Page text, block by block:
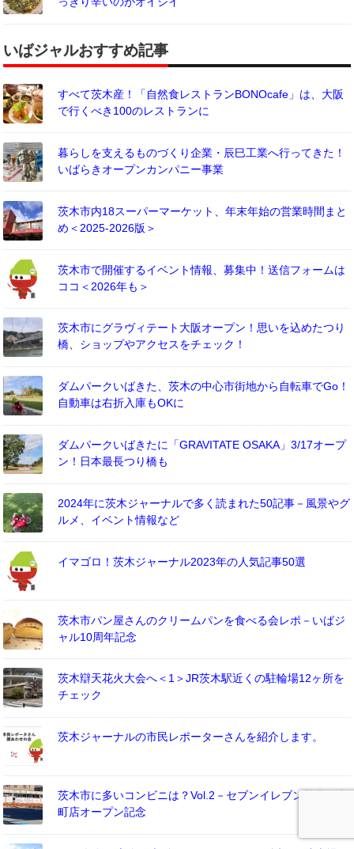
いばジャルおすすめ記事
すべて茨木産！「自然食レストランBONOcafe」は、大阪
で行くべき100のレストランに
暮らしを支えるものづくり企業・辰巳工業へ行ってきた！
いばらきオープンカンパニー事業
茨木市内18スーパーマーケット、年末年始の営業時間まと
め＜2025-2026版＞
茨木市で開催するイベント情報、募集中！送信フォームは
ココ＜2026年も＞
茨木市にグラヴィテート大阪オープン！思いを込めたつり
橋、ショップやアクセスをチェック！
ダムパークいばきた、茨木の中心市街地から自転車でGo！
自動車は右折入庫もOKに
ダムパークいばきたに「GRAVITATE OSAKA」3/17オープ
ン！日本最長つり橋も
2024年に茨木ジャーナルで多く読まれた50記事－風景やグ
ルメ、イベント情報など
イマゴロ！茨木ジャーナル2023年の人気記事50選
茨木市パン屋さんのクリームパンを食べる会レポ－いばジ
ャル10周年記念
茨木辯天花火大会へ＜1＞JR茨木駅近くの駐輪場12ヶ所を
チェック
茨木ジャーナルの市民レポーターさんを紹介します。
茨木市に多いコンビニは？Vol.2－セブンイレブン茨木田中
町店オープン記念